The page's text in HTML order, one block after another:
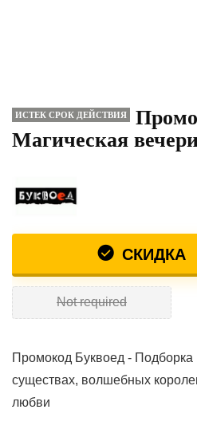
ИСТЕК СРОК ДЕЙСТВИЯ
Магическая
СКИДКА
Not required
Промокод Буквоед - Подборка
существах, волшебных
любви